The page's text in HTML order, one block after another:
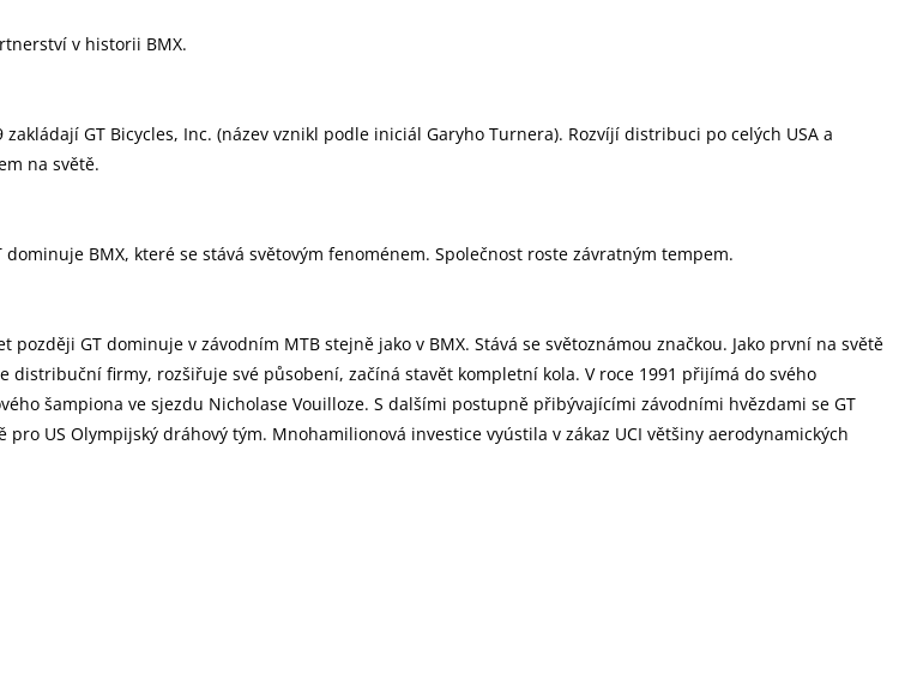
v historii BMX.
GT Bicycles, Inc. (název vznikl podle iniciál Garyho Turnera). Rozvíjí distribuci po celých USA a
na světě.
BMX, které se stává světovým fenoménem. Společnost roste závratným tempem.
GT dominuje v závodním MTB stejně jako v BMX. Stává se světoznámou značkou. Jako první na světě
firmy, rozšiřuje své působení, začíná stavět kompletní kola. V roce 1991 přijímá do svého
šampiona ve sjezdu Nicholase Vouilloze. S dalšími postupně přibývajícími závodními hvězdami se GT
US Olympijský dráhový tým. Mnohamilionová investice vyústila v zákaz UCI většiny aerodynamických